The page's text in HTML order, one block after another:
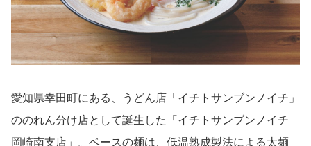
愛知県幸田町にある、うどん店「イチトサンブンノイチ」
ののれん分け店として誕生した「イチトサンブンノイチ
岡崎南支店」。ベースの麺は、低温熟成製法による太麺